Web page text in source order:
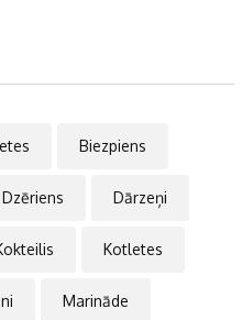
Biezpiens
Dzēriens Dārzeņi
Kotletes
Marināde